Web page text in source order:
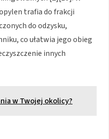
trafia do frakcji
do odzysku,
co ułatwia jego obieg
innych
w Twojej okolicy?